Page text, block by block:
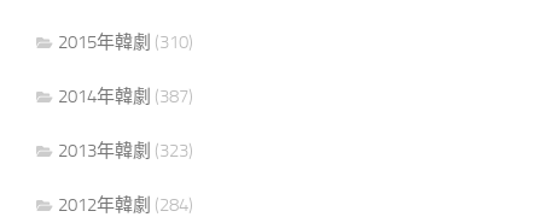
2015年韓劇 (310)
2014年韓劇 (387)
2013年韓劇 (323)
2012年韓劇 (284)